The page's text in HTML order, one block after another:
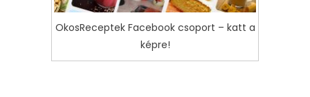
OkosReceptek Facebook csoport – katt a
képre!